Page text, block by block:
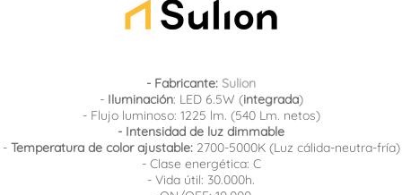
- Fabricante: Sulion
- Iluminación: LED 6.5W (integrada)
- Flujo luminoso: 1225 lm. (540 Lm. netos)
- Intensidad de luz dimmable
- Temperatura de color ajustable:2700-5000K (Luz cálida-neutra-fría)
- Clase energética: C
- Vida útil: 30.000h.